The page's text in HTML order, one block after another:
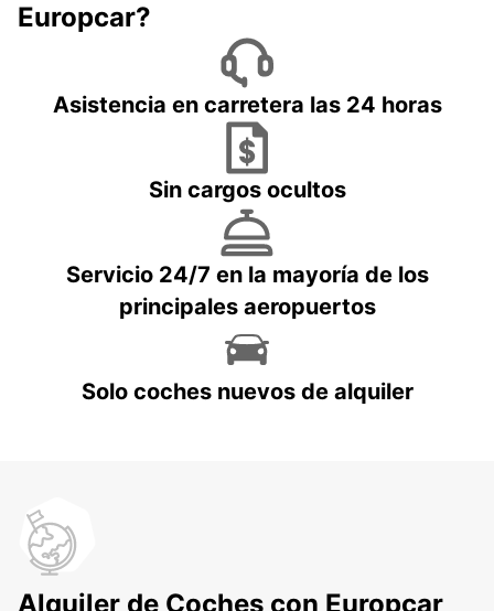
Europcar?
Asistencia en carretera las 24 horas
Sin cargos ocultos
Servicio 24/7 en la mayoría de los
principales aeropuertos
Solo coches nuevos de alquiler
Alquiler de Coches con Europcar